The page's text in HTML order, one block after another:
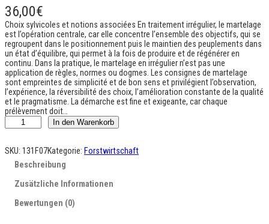
36,00€
Choix sylvicoles et notions associées En traitement irrégulier, le martelage
est l’opération centrale, car elle concentre l’ensemble des objectifs, qui se
regroupent dans le positionnement puis le maintien des peuplements dans
un état d’équilibre, qui permet à la fois de produire et de régénérer en
continu. Dans la pratique, le martelage en irrégulier n’est pas une
application de règles, normes ou dogmes. Les consignes de martelage
sont empreintes de simplicité et de bon sens et privilégient l’observation,
l’expérience, la réversibilité des choix, l’amélioration constante de la qualité
et le pragmatisme. La démarche est fine et exigeante, car chaque
prélèvement doit…
a
t
In den Warenkorb
SKU: 131F07Kategorie: Forstwirtschaft
Beschreibung
Zusätzliche Informationen
Bewertungen (0)